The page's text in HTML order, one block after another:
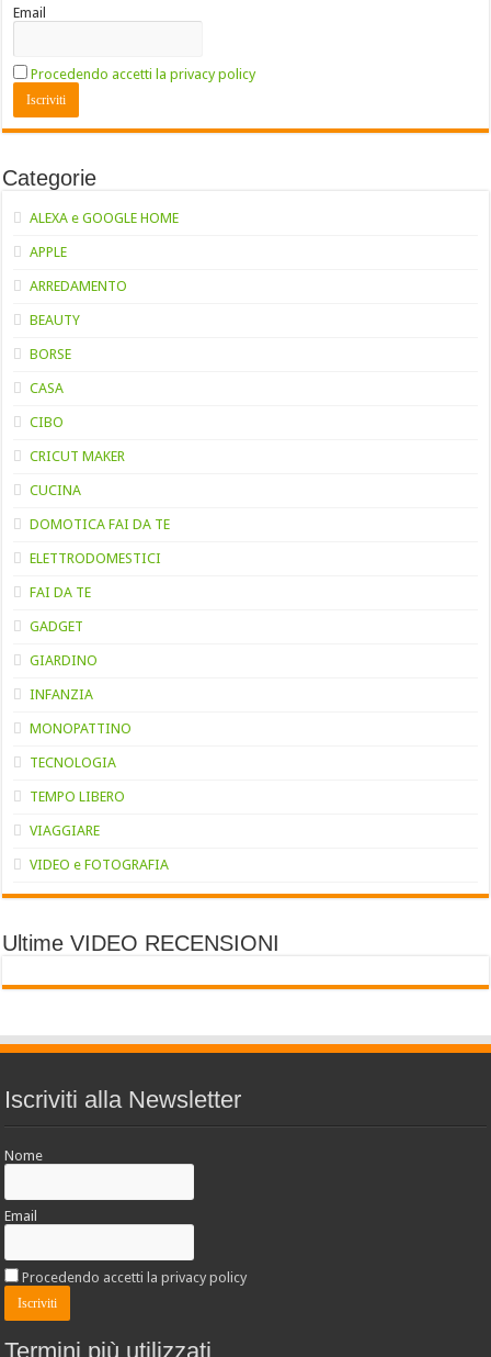
Email
Procedendo accetti la privacy policy
Categorie
ALEXA e GOOGLE HOME
APPLE
ARREDAMENTO
BEAUTY
BORSE
CASA
CIBO
CRICUT MAKER
CUCINA
DOMOTICA FAI DA TE
ELETTRODOMESTICI
FAI DA TE
GADGET
GIARDINO
INFANZIA
MONOPATTINO
TECNOLOGIA
TEMPO LIBERO
VIAGGIARE
VIDEO e FOTOGRAFIA
Ultime VIDEO RECENSIONI
Iscriviti alla Newsletter
Nome
Email
Procedendo accetti la privacy policy
Termini più utilizzati